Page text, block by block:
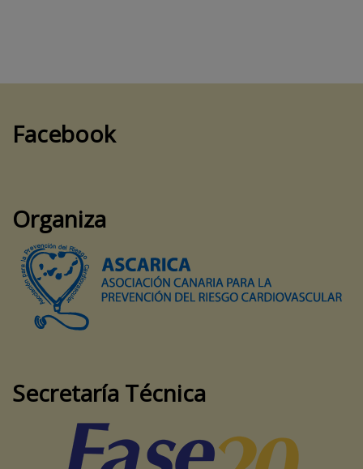
Facebook
Organiza
Secretaría Técnica